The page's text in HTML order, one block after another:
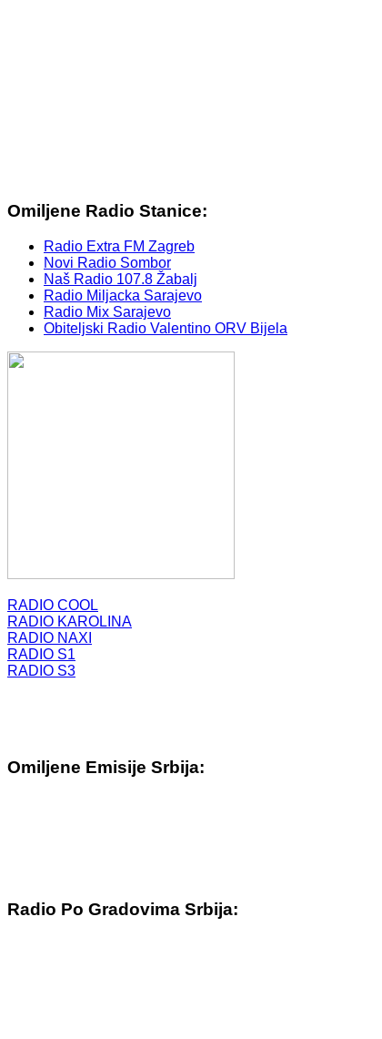
Omiljene Radio Stanice:
Radio Extra FM Zagreb
Novi Radio Sombor
Naš Radio 107.8 Žabalj
Radio Miljacka Sarajevo
Radio Mix Sarajevo
Obiteljski Radio Valentino ORV Bijela
RADIO COOL
RADIO KAROLINA
RADIO NAXI
RADIO S1
RADIO S3
Omiljene Emisije Srbija:
Radio Po Gradovima Srbija: